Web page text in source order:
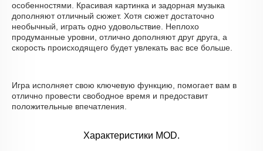
особенностями. Красивая картинка и задорная музыка
дополняют отличный сюжет. Хотя сюжет достаточно
необычный, играть одно удовольствие. Неплохо
продуманные уровни, отлично дополняют друг друга, а
скорость происходящего будет увлекать вас все больше.
Игра исполняет свою ключевую функцию, помогает вам в
отлично провести свободное время и предоставит
положительные впечатления.
Характеристики MOD.